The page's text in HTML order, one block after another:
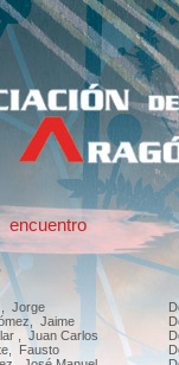
encuentro
, Jorge
Jaime
, Juan Carlos
Fausto